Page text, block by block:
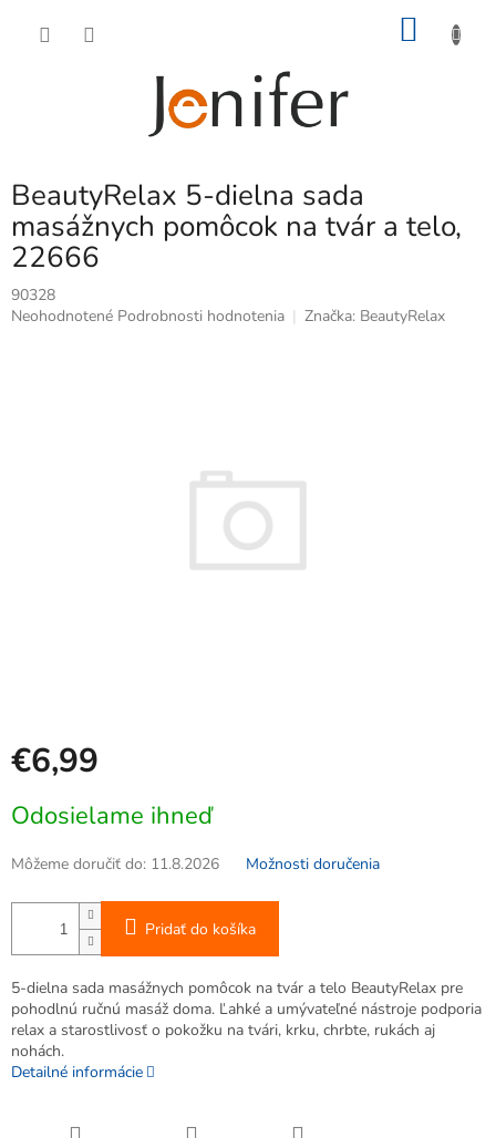
BeautyRelax 5-dielna sada
masážnych pomôcok na tvár a telo,
22666
90328
Priemerné
Neohodnotené Podrobnosti hodnotenia Značka: BeautyRelax
€6,99
cena:
Odosielame ihneď
Môžeme doručiť do: 11.8.2026 Možnosti doručenia
Pridať do košíka
5-dielna sada masážnych pomôcok na tvár a telo BeautyRelax pre
pohodlnú ručnú masáž doma. Ľahké a umývateľné nástroje podporia
relax a starostlivosť o pokožku na tvári, krku, chrbte, rukách aj
nohách.
Detailné informácie